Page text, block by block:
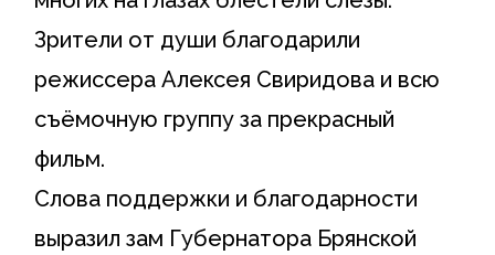
Зрители от души благодарили
режиссера Алексея Свиридова и всю
съёмочную группу за прекрасный
фильм.
Слова поддержки и благодарности
выразил зам Губернатора Брянской